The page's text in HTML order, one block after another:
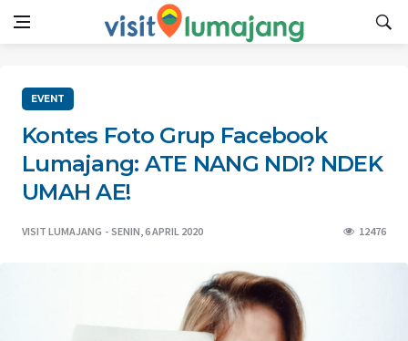
EVENT
Kontes Foto Grup Facebook
Lumajang: ATE NANG NDI? NDEK
UMAH AE!
VISIT LUMAJANG SENIN, 6 APRIL 2020 12476